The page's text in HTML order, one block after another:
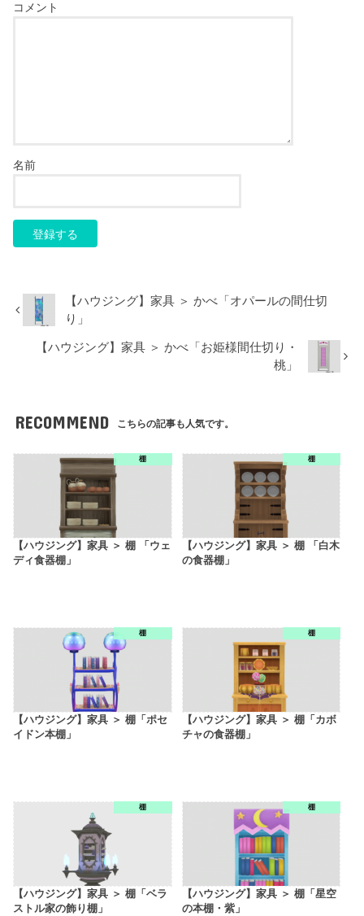
コメント
名前
【ハウジング】家具 ＞ かべ「オパールの間仕切
り」
【ハウジング】家具 ＞ かべ「お姫様間仕切り・
桃」
RECOMMEND こちらの記事も人気です。
棚
【ハウジング】家具 ＞ 棚 「ウェ
ディ食器棚」
棚
【ハウジング】家具 ＞ 棚 「白木
の食器棚」
棚
【ハウジング】家具 ＞ 棚「ポセ
イドン本棚」
棚
【ハウジング】家具 ＞ 棚「カボ
チャの食器棚」
棚
【ハウジング】家具 ＞ 棚「ベラ
ストル家の飾り棚」
棚
【ハウジング】家具 ＞ 棚「星空
の本棚・紫」